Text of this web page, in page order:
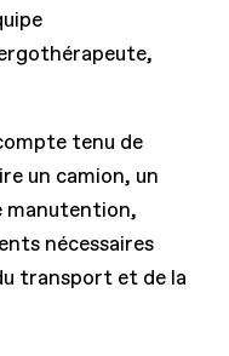
tenu de
un camion, un
manutention,
nécessaires
transport et de la